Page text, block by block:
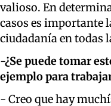
valioso. En
casos es importante
ciudadanía en todas
-¿Se puede tomar
ejemplo para
- Creo que hay